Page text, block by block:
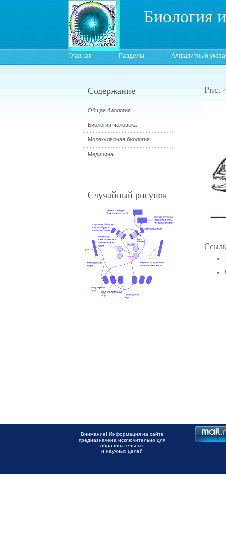
Биология
Главная Разделы Алфавитный
Рис.
Содержание
Общая биология
Биология человека
Молекулярная биология
Медицина
Случайный рисунок
Внимание! Информация на сайте
предназначена исключительно для
образовательных
и научных целей